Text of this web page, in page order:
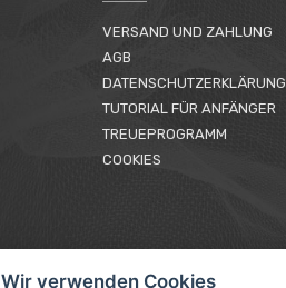
VERSAND UND ZAHLUNG
AGB
DATENSCHUTZERKLÄRUNG
TUTORIAL FÜR ANFÄNGER
TREUEPROGRAMM
COOKIES
Wir verwenden Cookies